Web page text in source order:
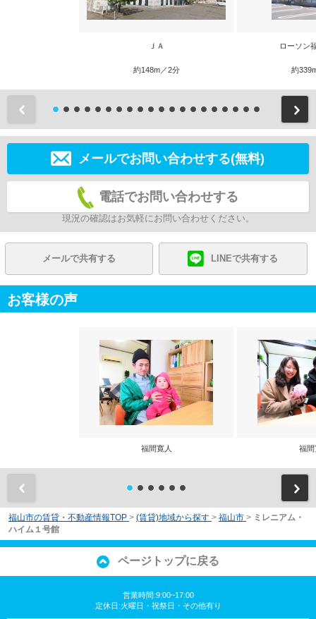
ＪＡ
約148m／2分
ローソン
約
メールでお問い合わせする(無料)
電話でお問い合わせする
現況の確認はお気軽にお問い合わせください。
メールで共有する LINEで共有する
お客様の声
福間寛人 福間
福山市の賃貸・不動産情報TOP > (賃貸)地域から探す > 福山市 > ミレニアム・
ハイム１号館
ページトップに戻る
営業時間:9:00~17:00
定休日:火曜日・祝祭日・その他有り